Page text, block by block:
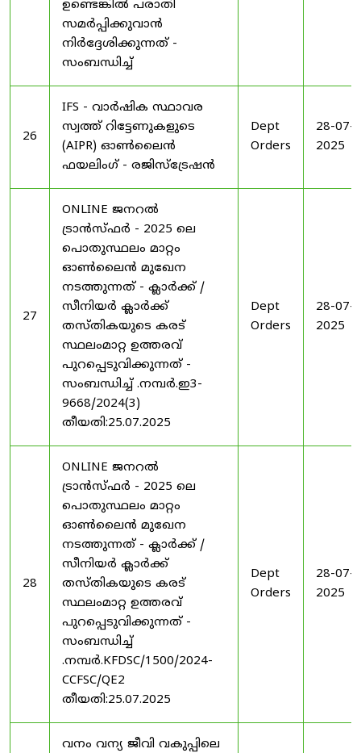
ഉണ്ടെങ്കിൽ പരാതി
സമർപ്പിക്കുവാൻ
നിർദ്ദേശിക്കുന്നത് -
സംബന്ധിച്ച്
26
IFS - വാർഷിക സ്ഥാവര
സ്വത്ത് റിട്ടേണുകളുടെ
(AIPR) ഓൺലൈൻ
ഫയലിംഗ് - രജിസ്ട്രേഷൻ
Dept
Orders
28-07-
2025
27
ONLINE ജനറൽ
ട്രാൻസ്ഫർ - 2025 ലെ
പൊതുസ്ഥലം മാറ്റം
ഓൺലൈൻ മുഖേന
നടത്തുന്നത് - ക്ലാർക്ക് /
സീനിയർ ക്ലാർക്ക്
തസ്തികയുടെ കരട്
സ്ഥലംമാറ്റ ഉത്തരവ്
പുറപ്പെടുവിക്കുന്നത് -
സംബന്ധിച്ച് .നമ്പർ.ഇ3-
9668/2024(3)
തീയതി:25.07.2025
Dept
Orders
28-07-
2025
28
ONLINE ജനറൽ
ട്രാൻസ്ഫർ - 2025 ലെ
പൊതുസ്ഥലം മാറ്റം
ഓൺലൈൻ മുഖേന
നടത്തുന്നത് - ക്ലാർക്ക് /
സീനിയർ ക്ലാർക്ക്
തസ്തികയുടെ കരട്
സ്ഥലംമാറ്റ ഉത്തരവ്
പുറപ്പെടുവിക്കുന്നത് -
സംബന്ധിച്ച്
.നമ്പർ.KFDSC/1500/2024-
CCFSC/QE2
തീയതി:25.07.2025
Dept
Orders
28-07-
2025
വനം വന്യ ജീവി വകുപ്പിലെ